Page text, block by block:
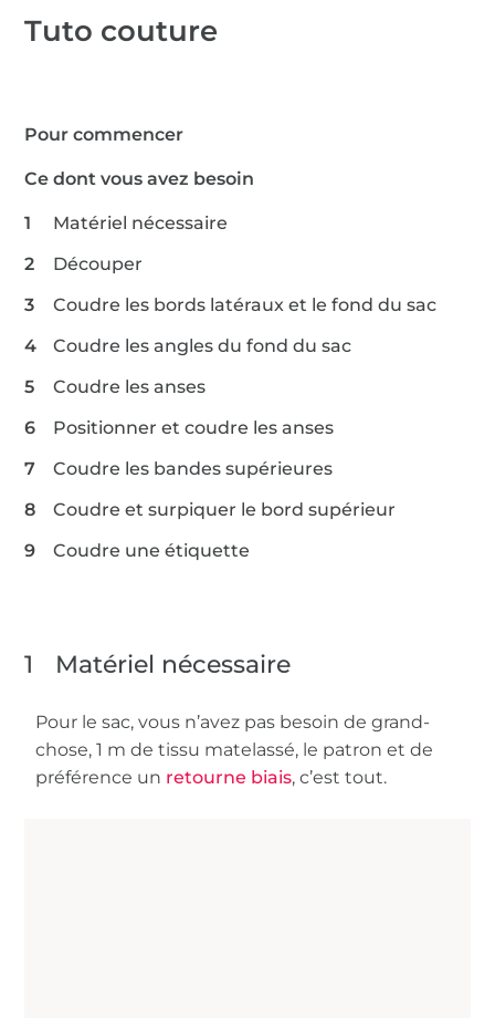
Tuto couture
Pour commencer
Ce dont vous avez besoin
Matériel nécessaire
Découper
Coudre les bords latéraux et le fond du sac
Coudre les angles du fond du sac
Coudre les anses
Positionner et coudre les anses
Coudre les bandes supérieures
Coudre et surpiquer le bord supérieur
Coudre une étiquette
1 Matériel nécessaire
Pour le sac, vous n’avez pas besoin de grand-
chose, 1 m de tissu matelassé, le patron et de
préférence un retourne biais, c’est tout.